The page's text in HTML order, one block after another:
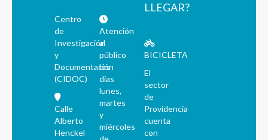
Centro
de
Investigación
y
Documentación
(CIDOC)
Calle
Alberto
Henckel
Atención
al
público
los
días
lunes,
martes
y
miércoles
LLEGAR?
BICICLETA
El
sector
de
Providencia
cuenta
con